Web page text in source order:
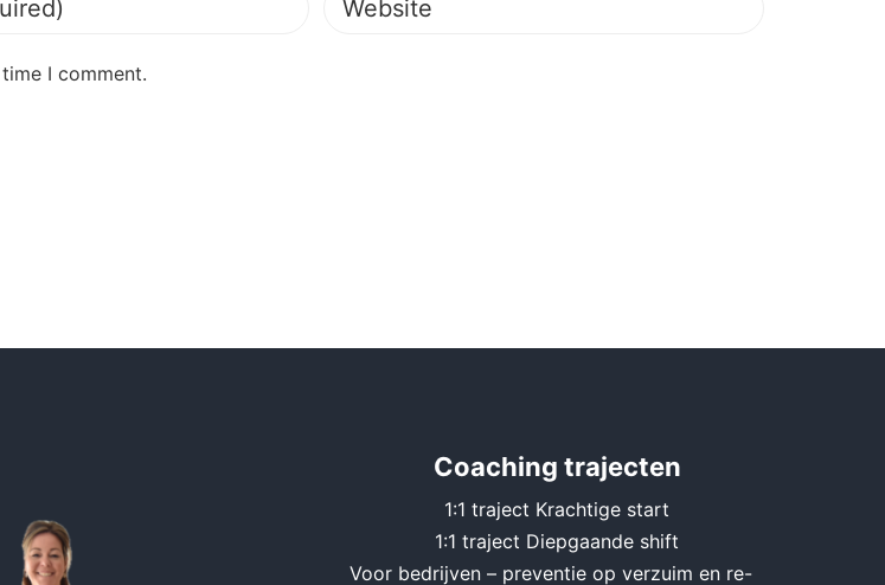
I comment.
Coaching trajecten
1:1 traject Krachtige start
1:1 traject Diepgaande shift
Voor bedrijven – preventie op verzuim en re-